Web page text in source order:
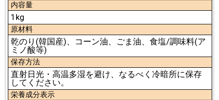
内容量
1kg
原材料
乾のり(韓国産)、コーン油、ごま油、食塩/調味料(ア
ミノ酸等)
保存方法
直射日光・高温多湿を避け、なるべく冷暗所に保存
してください。
栄養成分表示